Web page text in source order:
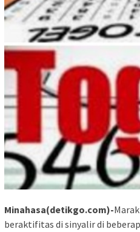
Minahasa(detikgo.com)-
beraktifitas di sinyalir di